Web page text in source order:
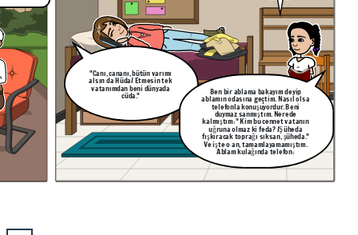
"Canı, cananı, bütün varımı
alsın da Hüda/ Etmesin tek
vatanımdan beni dünyada
cüda." Ben bir ablama bakayım deyip
ablamın odasına geçtim. Nasıl olsa
telefonla konuşuyordur. Beni
duymaz sanmıştım. Nerede
kalmıştım:" Kim bu cennet vatanın
uğruna olmaz ki feda? /Şüheda
fışkıracak toprağı sıksan, şüheda."
Ve işte o an, tamamlayamamıştım.
Ablam kulağında telefon: